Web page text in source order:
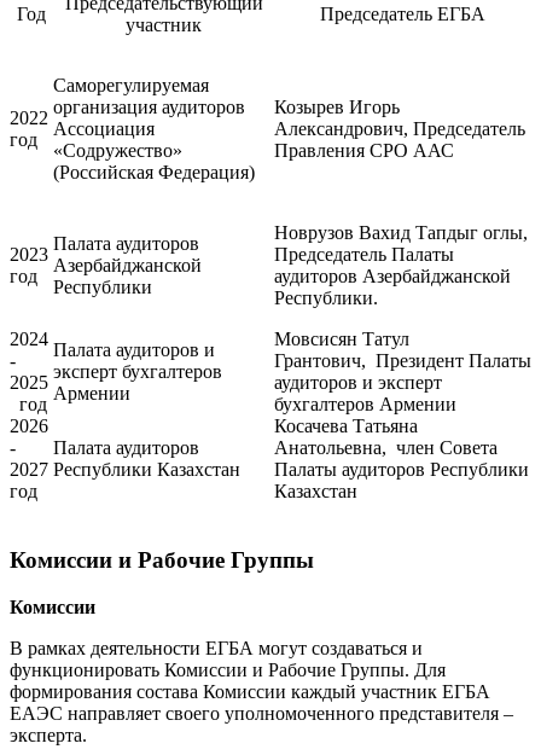
Год
участник
Председатель ЕГБА
2022
год
Саморегулируемая
организация аудиторов
Ассоциация
«Содружество»
(Российская Федерация)
Козырев Игорь
Александрович, Председатель
Правления СРО ААС
2023
год
Палата аудиторов
Азербайджанской
Республики
Новрузов Вахид Тапдыг оглы,
Председатель Палаты
аудиторов Азербайджанской
Республики.
2024
-
2025
год
Палата аудиторов и
эксперт бухгалтеров
Армении
Мовсисян Татул
Грантович, Президент Палаты
аудиторов и эксперт
бухгалтеров Армении
2026
-
2027
год
Палата аудиторов
Республики Казахстан
Косачева Татьяна
Анатольевна, член Совета
Палаты аудиторов Республики
Казахстан
Комиссии и Рабочие Группы
Комиссии
В рамках деятельности ЕГБА могут создаваться и
функционировать Комиссии и Рабочие Группы. Для
формирования состава Комиссии каждый участник ЕГБА
ЕАЭС направляет своего уполномоченного представителя –
эксперта.